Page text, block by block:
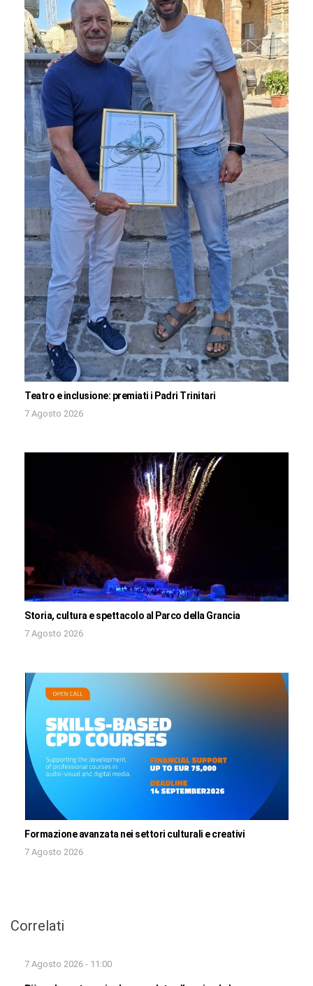
Teatro e inclusione: premiati i Padri Trinitari
7 Agosto 2026
Storia, cultura e spettacolo al Parco della Grancia
7 Agosto 2026
Formazione avanzata nei settori culturali e creativi
7 Agosto 2026
Correlati
7 Agosto 2026 - 11:00